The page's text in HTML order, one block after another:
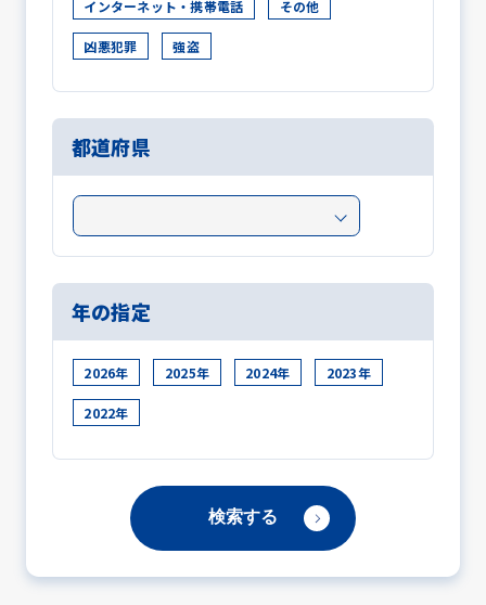
インターネット・携帯電話 その他
凶悪犯罪 強盗
都道府県
年の指定
2026年 2025年 2024年 2023年
2022年